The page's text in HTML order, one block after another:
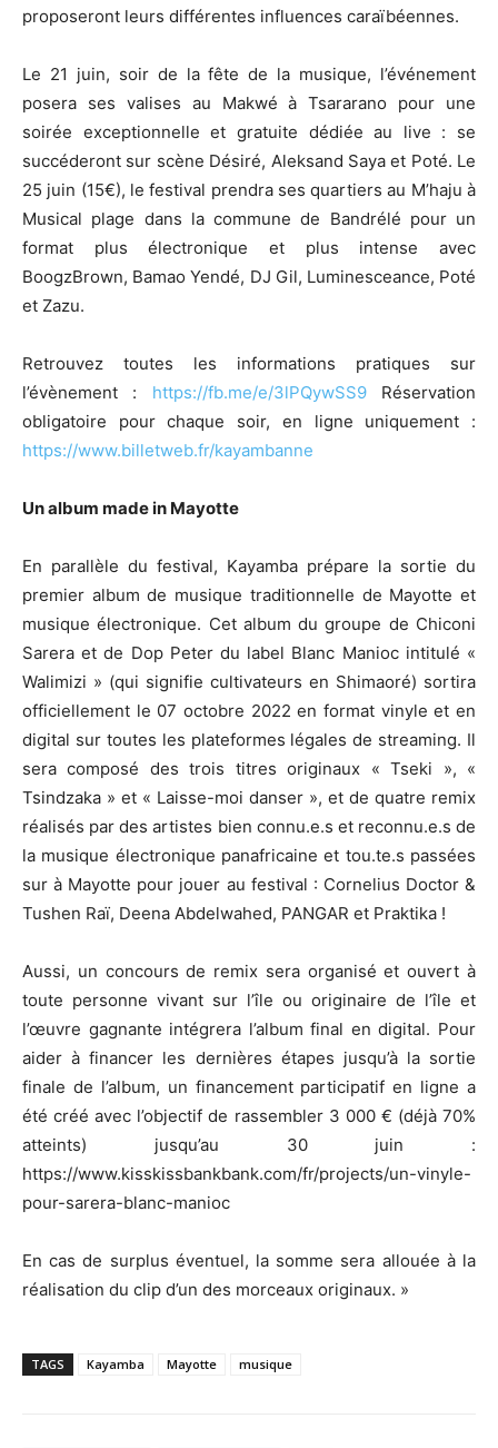
proposeront leurs différentes influences caraïbéennes.
Le 21 juin, soir de la fête de la musique, l’événement
posera ses valises au Makwé à Tsararano pour une
soirée exceptionnelle et gratuite dédiée au live : se
succéderont sur scène Désiré, Aleksand Saya et Poté. Le
25 juin (15€), le festival prendra ses quartiers au M’haju à
Musical plage dans la commune de Bandrélé pour un
format plus électronique et plus intense avec
BoogzBrown, Bamao Yendé, DJ Gil, Luminesceance, Poté
et Zazu.
Retrouvez toutes les informations pratiques sur
l’évènement : https://fb.me/e/3lPQywSS9Réservation
obligatoire pour chaque soir, en ligne uniquement :
https://www.billetweb.fr/kayambanne
Un album made in Mayotte
En parallèle du festival, Kayamba prépare la sortie du
premier album de musique traditionnelle de Mayotte et
musique électronique. Cet album du groupe de Chiconi
Sarera et de Dop Peter du label Blanc Manioc intitulé «
Walimizi » (qui signifie cultivateurs en Shimaoré) sortira
officiellement le 07 octobre 2022 en format vinyle et en
digital sur toutes les plateformes légales de streaming. Il
sera composé des trois titres originaux « Tseki », «
Tsindzaka » et « Laisse-moi danser », et de quatre remix
réalisés par des artistes bien connu.e.s et reconnu.e.s de
la musique électronique panafricaine et tou.te.s passées
sur à Mayotte pour jouer au festival : Cornelius Doctor &
Tushen Raï, Deena Abdelwahed, PANGAR et Praktika !
Aussi, un concours de remix sera organisé et ouvert à
toute personne vivant sur l’île ou originaire de l’île et
l’œuvre gagnante intégrera l’album final en digital. Pour
aider à financer les dernières étapes jusqu’à la sortie
finale de l’album, un financement participatif en ligne a
été créé avec l’objectif de rassembler 3 000 € (déjà 70%
atteints) jusqu’au 30 juin :
https://www.kisskissbankbank.com/fr/projects/un-vinyle-
pour-sarera-blanc-manioc
En cas de surplus éventuel, la somme sera allouée à la
réalisation du clip d’un des morceaux originaux. »
TAGS Kayamba Mayotte musique